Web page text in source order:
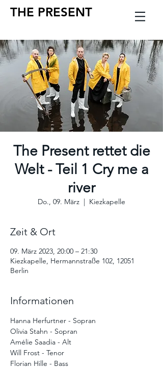
THE PRESENT
The Present rettet die
Welt - Teil 1 Cry me a
river
Do., 09. März
  |
Kiezkapelle
Zeit & Ort
09. März 2023, 20:00 – 21:30
Kiezkapelle, Hermannstraße 102, 12051
Berlin
Informationen
Hanna Herfurtner - Sopran
Olivia Stahn - Sopran
Amélie Saadia - Alt
Will Frost - Tenor
Florian Hille - Bass